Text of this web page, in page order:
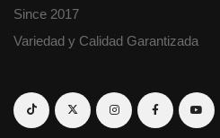
Since 2017
Variedad y Calidad Garantizada